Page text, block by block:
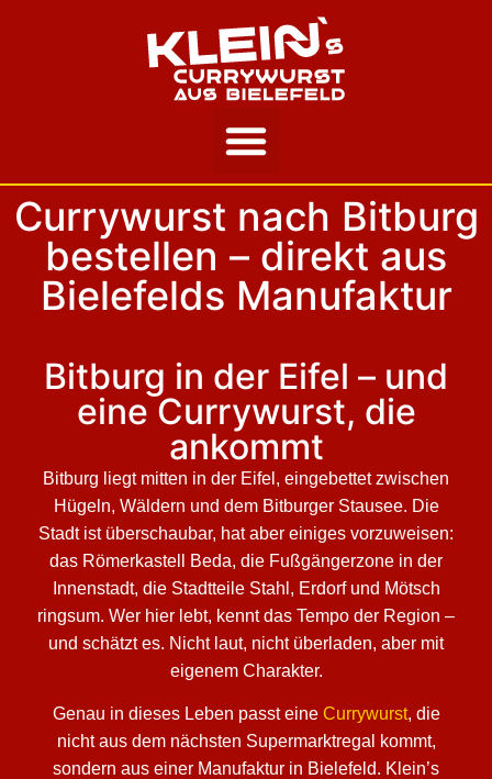
Currywurst nach Bitburg
bestellen – direkt aus
Bielefelds Manufaktur
Bitburg in der Eifel – und
eine Currywurst, die
ankommt
Bitburg liegt mitten in der Eifel, eingebettet zwischen
Hügeln, Wäldern und dem Bitburger Stausee. Die
Stadt ist überschaubar, hat aber einiges vorzuweisen:
das Römerkastell Beda, die Fußgängerzone in der
Innenstadt, die Stadtteile Stahl, Erdorf und Mötsch
ringsum. Wer hier lebt, kennt das Tempo der Region –
und schätzt es. Nicht laut, nicht überladen, aber mit
eigenem Charakter.
Genau in dieses Leben passt eine Currywurst, die
nicht aus dem nächsten Supermarktregal kommt,
sondern aus einer Manufaktur in Bielefeld. Klein’s